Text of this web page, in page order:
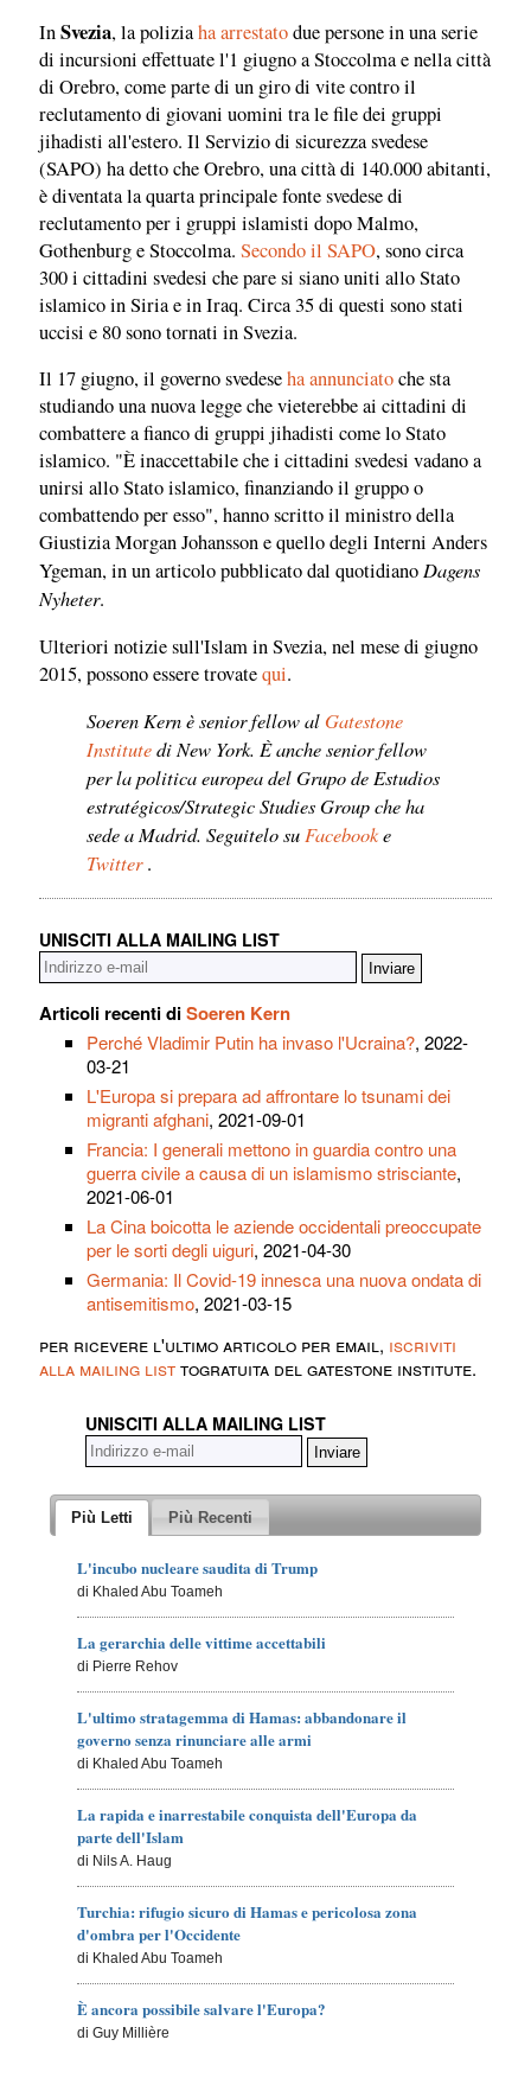
InSvezia, la poliziaha arrestatodue persone in una serie
di incursioni effettuate l'1 giugno a Stoccolma e nella città
di Orebro, come parte di un giro di vite contro il
reclutamento di giovani uomini tra le file dei gruppi
jihadisti all'estero. Il Servizio di sicurezza svedese
(SAPO) ha detto che Orebro, una città di 140.000 abitanti,
è diventata la quarta principale fonte svedese di
reclutamento per i gruppi islamisti dopo Malmo,
Gothenburg e Stoccolma. Secondo il SAPO, sono circa
300 i cittadini svedesi che pare si siano uniti allo Stato
islamico in Siria e in Iraq. Circa 35 di questi sono stati
uccisi e 80 sono tornati in Svezia.
Il 17 giugno, il governo svedeseha annunciatoche sta
studiando una nuova legge che vieterebbe ai cittadini di
combattere a fianco di gruppi jihadisti come lo Stato
islamico. "È inaccettabile che i cittadini svedesi vadano a
unirsi allo Stato islamico, finanziando il gruppo o
combattendo per esso", hanno scritto il ministro della
Giustizia Morgan Johansson e quello degli Interni Anders
Ygeman, in un articolo pubblicato dal quotidiano Dagens
Nyheter.
Ulteriori notizie sull'Islam in Svezia, nel mese di giugno
2015, possono essere trovatequi.
Soeren Kern è senior fellow alGatestone
Institutedi New York. È anche senior fellow
per la politica europea del Grupo de Estudios
estratégicos/Strategic Studies Group che ha
sede a Madrid. Seguitelo su Facebooke
Twitter.
UNISCITI ALLA MAILING LIST
Articoli recenti diSoeren Kern
Perché Vladimir Putin ha invaso l'Ucraina?, 2022-
03-21
L'Europa si prepara ad affrontare lo tsunami dei
migranti afghani, 2021-09-01
Francia: I generali mettono in guardia contro una
guerra civile a causa di un islamismo strisciante,
2021-06-01
La Cina boicotta le aziende occidentali preoccupate
per le sorti degli uiguri, 2021-04-30
Germania: Il Covid-19 innesca una nuova ondata di
antisemitismo, 2021-03-15
per ricevere l'ultimo articolo per email, iscriviti
alla mailing listtogratuita del gatestone institute.
UNISCITI ALLA MAILING LIST
Più Letti Più Recenti
L'incubo nucleare saudita di Trump
di Khaled Abu Toameh
La gerarchia delle vittime accettabili
di Pierre Rehov
L'ultimo stratagemma di Hamas: abbandonare il
governo senza rinunciare alle armi
di Khaled Abu Toameh
La rapida e inarrestabile conquista dell'Europa da
parte dell'Islam
di Nils A. Haug
Turchia: rifugio sicuro di Hamas e pericolosa zona
d'ombra per l'Occidente
di Khaled Abu Toameh
È ancora possibile salvare l'Europa?
di Guy Millière